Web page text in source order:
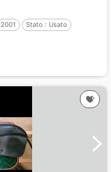
2001 Stato : Usato